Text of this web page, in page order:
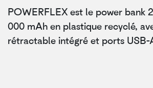
POWERFLEX est le power bank
000 mAh en plastique recyclé,
rétractable intégré et ports